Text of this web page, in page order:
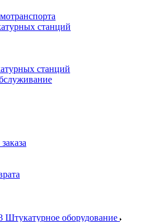
станций
станций
Штукатурное оборудование